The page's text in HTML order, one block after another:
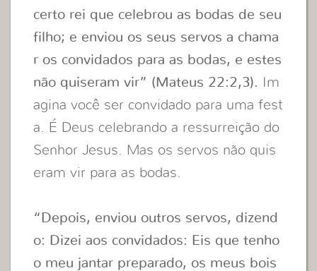
certo rei que celebrou as bodas de seu
filho; e enviou os seus servos a chama
r os convidados para as bodas, e estes
não quiseram vir” (Mateus 22:2,3). Im
agina você ser convidado para uma fest
a. É Deus celebrando a ressurreição do
Senhor Jesus. Mas os servos não quis
eram vir para as bodas.
“Depois, enviou outros servos, dizend
o: Dizei aos convidados: Eis que tenho
o meu jantar preparado, os meus bois